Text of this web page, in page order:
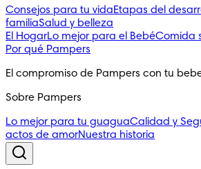
Consejos para tu vidaEtapas del
familiaSalud y belleza
El HogarLo mejor para el BebéComida
Por qué Pampers
El compromiso de Pampers con tu
Sobre Pampers
Lo mejor para tu guaguaCalidad y
actos de amorNuestra historia